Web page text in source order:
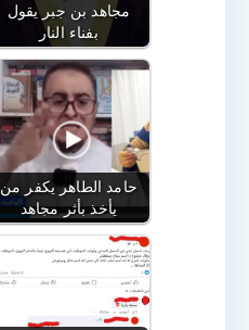
مجاهد بن جبر يقول
بفناء النار
حامد الطاهر يكفر من
يأخذ بأثر مجاهد